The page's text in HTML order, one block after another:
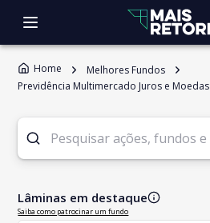
Home
Melhores Fundos
Previdência Multimercado Juros e Moedas
Lâminas em destaque
Saiba como patrocinar um fundo